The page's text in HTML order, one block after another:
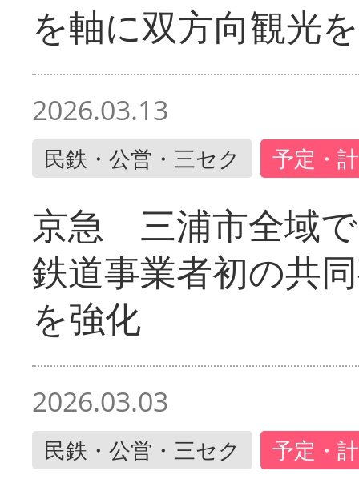
を軸に双方向観光
2026.03.13
民鉄・公営・三セク 予定・
京急 三浦市全域
鉄道事業者初の共
を強化
2026.03.03
民鉄・公営・三セク 予定・